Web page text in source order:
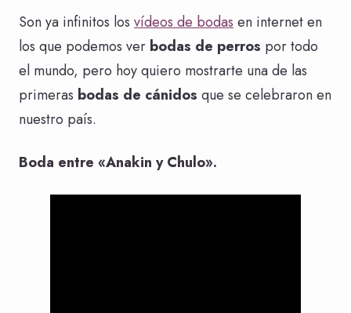
Son ya infinitos los vídeos de bodas en internet en
los que podemos ver bodas de perros por todo
el mundo, pero hoy quiero mostrarte una de las
primeras bodas de cánidos que se celebraron en
nuestro país.
Boda entre «Anakin y Chulo».